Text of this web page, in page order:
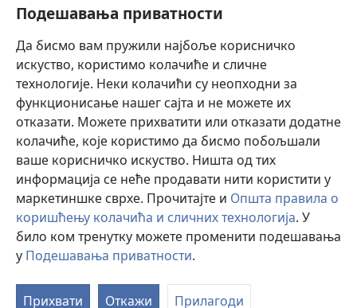
Подешавања приватности
Да бисмо вам пружили најбоље корисничко
искуство, користимо колачиће и сличне
технологије. Неки колачићи су неопходни за
функционисање нашег сајта и не можете их
отказати. Можете прихватити или отказати додатне
колачиће, које користимо да бисмо побољшали
ваше корисничко искуство. Ништа од тих
информација се неће продавати нити користити у
маркетиншке сврхе. Прочитајте и Општа правила о
коришћењу колачића и сличних технологија. У
било ком тренутку можете променити подешавања
у Подешавања приватности.
Прихвати Откажи Прилагоди
(отвара
нови
прозор)ОНЛАЈН БИБЛИОТЕКА Watchtower
(отвара
нови
прозор)JW Hub®
(отвара
нови
прозор)JW Library
Watchtower Library ®
Copyright© 2026 Watch Tower Bible and Tract Society of Pennsylvania.
ПРАВИЛА КОРИШЋЕЊА|ПРИВАТНОСТ
ПРИВАТНОСТИ